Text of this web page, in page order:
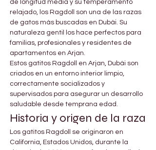
de longitud media y su temperamento
relajado, los Ragdoll son una de las razas
de gatos más buscadas en Dubái. Su
naturaleza gentil los hace perfectos para
familias, profesionales y residentes de
apartamentos en Arjan.
Estos gatitos Ragdoll en Arjan, Dubái son
criados en un entorno interior limpio,
correctamente socializados y
supervisados para asegurar un desarrollo
saludable desde temprana edad.
Historia y origen de la raza
Los gatitos Ragdoll se originaron en
California, Estados Unidos, durante la